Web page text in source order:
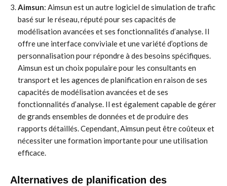
Aimsun: Aimsun est un autre logiciel de simulation de trafic
basé sur le réseau, réputé pour ses capacités de
modélisation avancées et ses fonctionnalités d’analyse. Il
offre une interface conviviale et une variété d’options de
personnalisation pour répondre à des besoins spécifiques.
Aimsun est un choix populaire pour les consultants en
transport et les agences de planification en raison de ses
capacités de modélisation avancées et de ses
fonctionnalités d’analyse. Il est également capable de gérer
de grands ensembles de données et de produire des
rapports détaillés. Cependant, Aimsun peut être coûteux et
nécessiter une formation importante pour une utilisation
efficace.
Alternatives de planification des